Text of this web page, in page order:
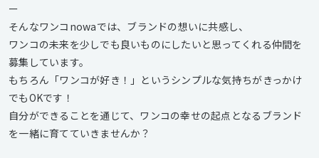
ー
そんなワンコnowaでは、ブランドの想いに共感し、
ワンコの未来を少しでも良いものにしたいと思ってくれる仲間を
募集しています。
もちろん「ワンコが好き！」というシンプルな気持ちがきっかけ
でもOKです！
自分ができることを通じて、ワンコの幸せの起点となるブランド
を一緒に育てていきませんか？